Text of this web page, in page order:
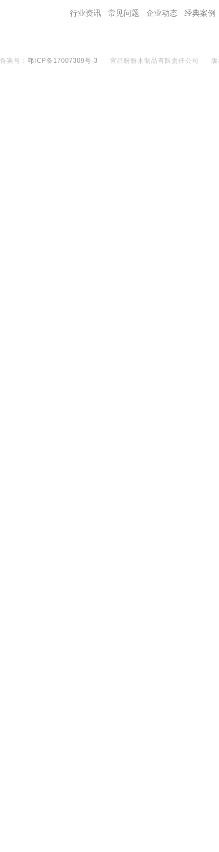
行业资讯 常见问题 企业动态 经典案例
备案号： 鄂ICP备17007309号-3 宜昌盼盼木制品有限责任公司